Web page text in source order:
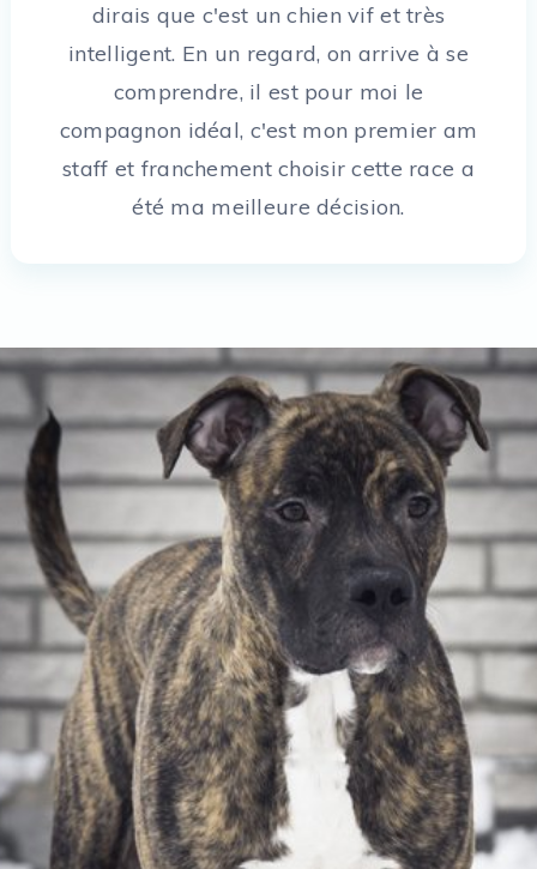
dirais que c'est un chien vif et très
intelligent. En un regard, on arrive à se
comprendre, il est pour moi le
compagnon idéal, c'est mon premier am
staff et franchement choisir cette race a
été ma meilleure décision.